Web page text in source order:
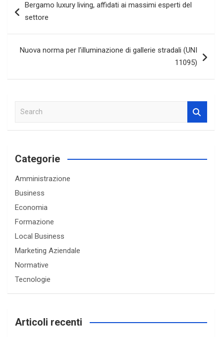
articoli
Bergamo luxury living, affidati ai massimi esperti del
settore
Nuova norma per l’illuminazione di gallerie stradali (UNI
11095)
a
c
Categorie
Amministrazione
Business
Economia
Formazione
Local Business
Marketing Aziendale
Normative
Tecnologie
Articoli recenti